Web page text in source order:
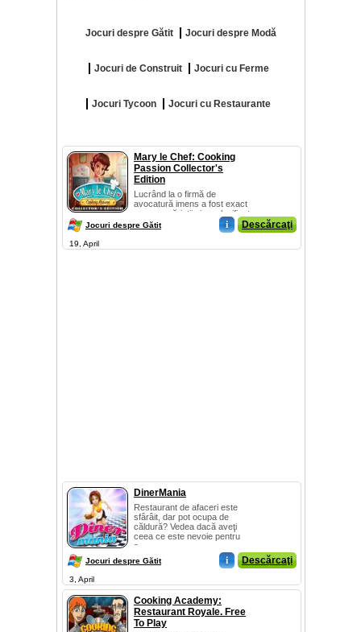
Jocuri despre Gătit Jocuri despre Modă
Jocuri de Construit Jocuri cu Ferme
Jocuri Tycoon Jocuri cu Restaurante
Mary le Chef: Cooking
Passion Collector's
Edition
Lucrând la o firmă de
avocatură imens a fost exact
ceea ce părinții ei au planificat
pe...
Jocuri despre Gătit i Descărcaţi
19, April
DinerMania
Restaurant de afaceri este
sfârâit, dar pot ocupa de
căldură? Vedea dacă aveţi
ceea ce este nevoie pentru
a...
Jocuri despre Gătit i Descărcaţi
3, April
Cooking Academy:
Restaurant Royale. Free
To Play